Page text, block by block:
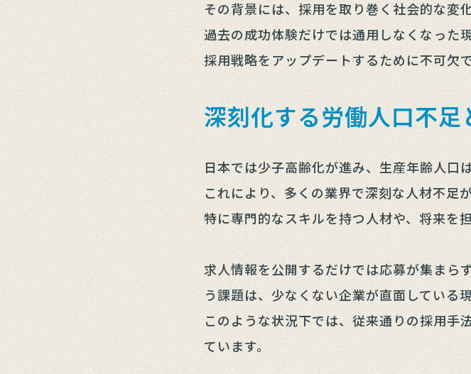
その背景には、採用を取り巻く社会的な変
過去の成功体験だけでは通用しなくなった
採用戦略をアップデートするために不可欠
深刻化する労働人口不
日本では少子高齢化が進み、生産年齢人口
これにより、多くの業界で深刻な人材不足
特に専門的なスキルを持つ人材や、将来を
求人情報を公開するだけでは応募が集まら
う課題は、少なくない企業が直面している
このような状況下では、従来通りの採用手
ています。